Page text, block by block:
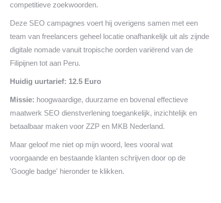
competitieve zoekwoorden.
Deze SEO campagnes voert hij overigens samen met een
team van freelancers geheel locatie onafhankelijk uit als zijnde
digitale nomade vanuit tropische oorden variërend van de
Filipijnen tot aan Peru.
Huidig uurtarief: 12.5 Euro
Missie: hoogwaardige, duurzame en bovenal effectieve
maatwerk SEO dienstverlening toegankelijk, inzichtelijk en
betaalbaar maken voor ZZP en MKB Nederland.
Maar geloof me niet op mijn woord, lees vooral wat
voorgaande en bestaande klanten schrijven door op de
'Google badge' hieronder te klikken.